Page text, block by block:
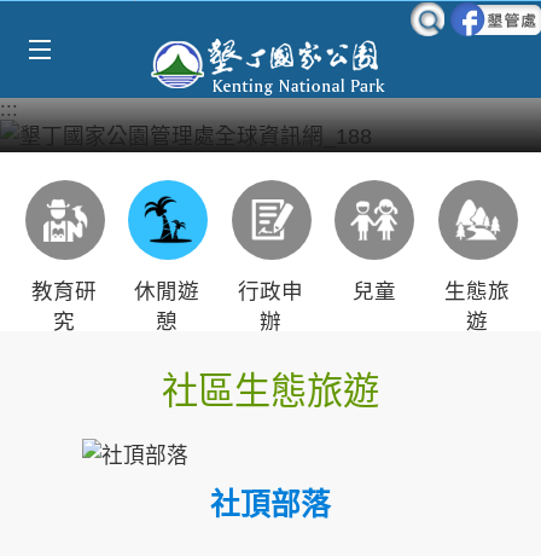
:::
教育研
究
休閒遊
憩
行政申
辦
兒童
生態旅
遊
社區生態旅遊
社頂部落